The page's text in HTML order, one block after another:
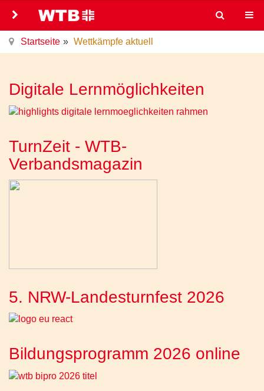
Startseite Wettkämpfe aktuell
Digitale Lernmöglichkeiten
TurnZeit - WTB-
Verbandsmagazin
5. NRW-Landesturnfest 2026
Bildungsprogramm 2026 online